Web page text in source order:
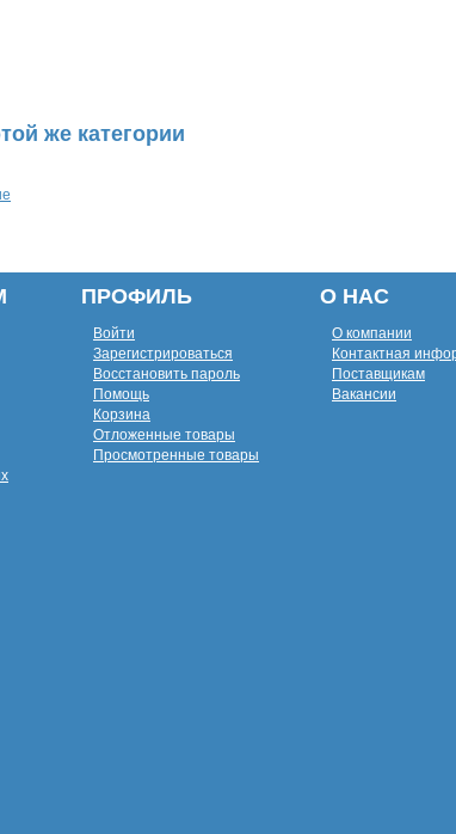
же категории
ПРОФИЛЬ
Войти
Зарегистрироваться
Восстановить пароль
Помощь
Корзина
Отложенные товары
Просмотренные товары
О НАС
О компании
Контактная
Поставщикам
Вакансии